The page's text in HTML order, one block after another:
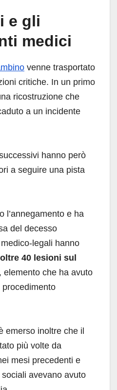
e gli
medici
venne trasportato
critiche. In un primo
ricostruzione che
a un incidente
hanno però
a seguire una pista
l’annegamento e ha
del decesso
legali hanno
oltre 40 lesioni sul
, elemento che ha avuto
emerso inoltre che il
più volte da
mesi precedenti e
avevano avuto